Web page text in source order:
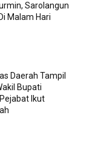
Sarolangun
Malam Hari
Daerah Tampil
Bupati
Ikut